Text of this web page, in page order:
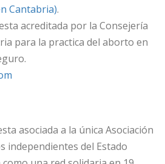
Cantabria).
acreditada por la Consejería
para la practica del aborto en
asociada a la única Asociación
independientes del Estado